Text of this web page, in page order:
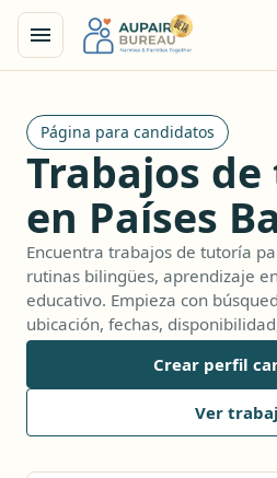
Página para candidatos
Trabajos
en Países
Encuentra trabajos de tutoría
rutinas bilingües, aprendizaje
educativo. Empieza con
ubicación, fechas,
Crear perfil
Ver